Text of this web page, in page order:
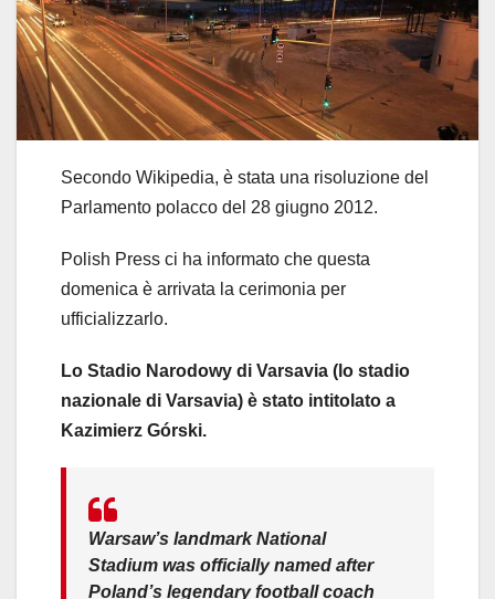
Secondo Wikipedia, è stata una risoluzione del
Parlamento polacco del 28 giugno 2012.
Polish Press ci ha informato che questa
domenica è arrivata la cerimonia per
ufficializzarlo.
Lo Stadio Narodowy di Varsavia (lo stadio
nazionale di Varsavia) è stato intitolato a
Kazimierz Górski.
Warsaw’s landmark National
Stadium was officially named after
Poland’s legendary football coach